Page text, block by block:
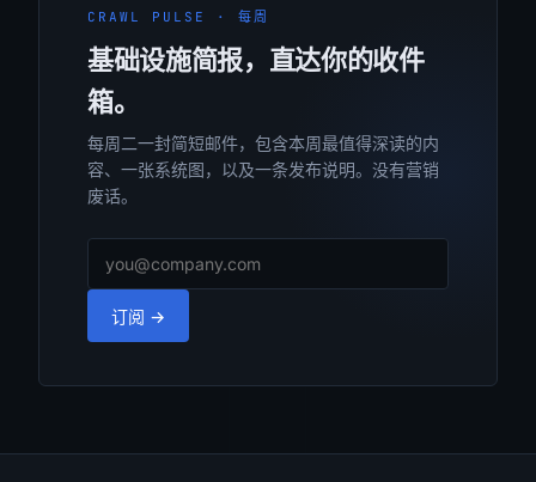
CRAWL PULSE · 每周
基础设施简报，直达你的收件
箱。
每周二一封简短邮件，包含本周最值得深读的内
容、一张系统图，以及一条发布说明。没有营销
废话。
订阅 →